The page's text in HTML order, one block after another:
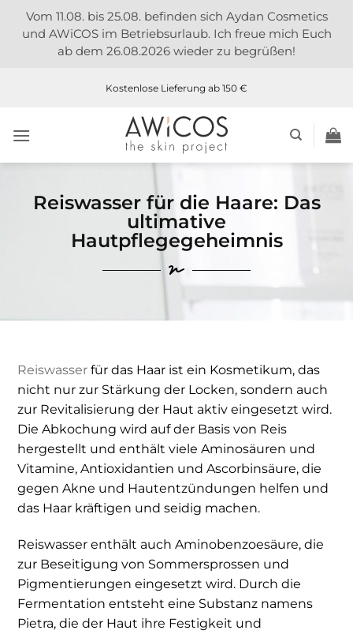
Vom 11.08. bis 25.08. befinden sich Aydan Cosmetics
und AWiCOS im Betriebsurlaub. Ich freue mich Euch
ab dem 26.08.2026 wieder zu begrüßen!
Kostenlose Lieferung ab 150 €
Reiswasser für die Haare: Das
ultimative
Hautpflegegeheimnis
Reiswasser für das Haar ist ein Kosmetikum, das
nicht nur zur Stärkung der Locken, sondern auch
zur Revitalisierung der Haut aktiv eingesetzt wird.
Die Abkochung wird auf der Basis von Reis
hergestellt und enthält viele Aminosäuren und
Vitamine, Antioxidantien und Ascorbinsäure, die
gegen Akne und Hautentzündungen helfen und
das Haar kräftigen und seidig machen.
Reiswasser enthält auch Aminobenzoesäure, die
zur Beseitigung von Sommersprossen und
Pigmentierungen eingesetzt wird. Durch die
Fermentation entsteht eine Substanz namens
Pietra, die der Haut ihre Festigkeit und